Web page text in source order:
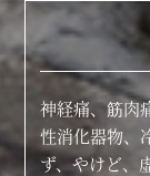
神経痛、筋肉
性消化器物、
ず、やけど、